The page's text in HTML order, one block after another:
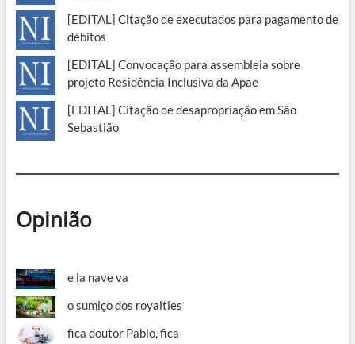
[EDITAL] Citação de executados para pagamento de
débitos
[EDITAL] Convocação para assembleia sobre
projeto Residência Inclusiva da Apae
[EDITAL] Citação de desapropriação em São
Sebastião
Opinião
e la nave va
o sumiço dos royalties
fica doutor Pablo, fica